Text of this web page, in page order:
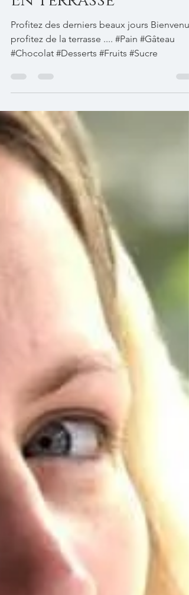
En terrasse
Profitez des derniers beaux jours Bienvenue
profitez de la terrasse .... #Pain #Gâteau
#Chocolat #Desserts #Fruits #Sucre